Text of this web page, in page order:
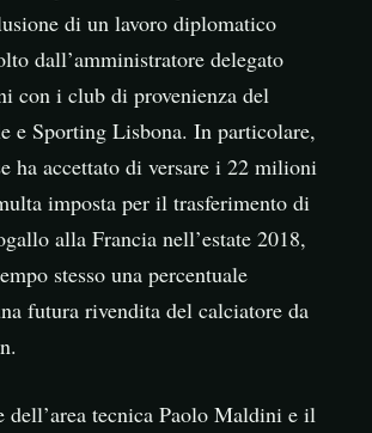
di un lavoro diplomatico
dall’amministratore delegato
con i club di provenienza del
e Sporting Lisbona. In particolare,
ha accettato di versare i 22 milioni
imposta per il trasferimento di
alla Francia nell’estate 2018,
stesso una percentuale
futura rivendita del calciatore da
dell’area tecnica Paolo Maldini e il